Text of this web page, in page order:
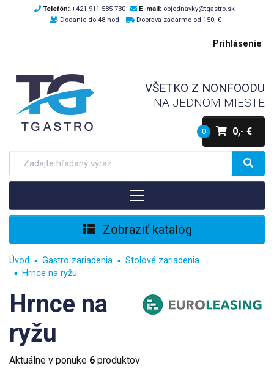
Telefón: +421 911 585 730 E-mail: objednavky@tgastro.sk
Dodanie do 48 hod.
Doprava zadarmo od 150,-€
Prihlásenie
VŠETKO Z NONFOODU
NA JEDNOM MIESTE
0 0,- €
Zobraziť katalóg
Úvod Gastro zariadenia
Stolové zariadenia
Hrnce na ryžu
Hrnce na
ryžu
Aktuálne v ponuke 6 produktov